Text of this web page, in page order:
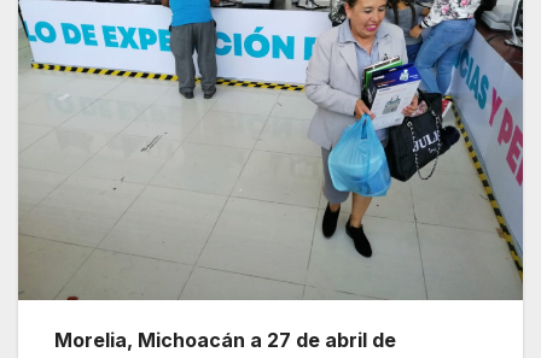
Morelia, Michoacán a 27 de abril de